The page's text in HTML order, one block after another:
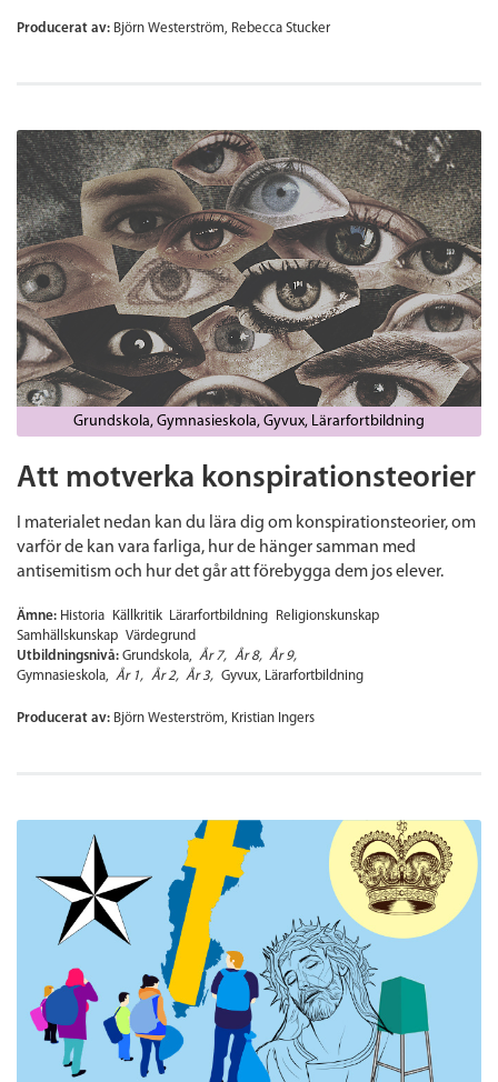
Producerat av: Björn Westerström, Rebecca Stucker
Grundskola Gymnasieskola Gyvux Lärarfortbildning
Att motverka konspirationsteorier
I materialet nedan kan du lära dig om konspirationsteorier, om
varför de kan vara farliga, hur de hänger samman med
antisemitism och hur det går att förebygga dem jos elever.
Ämne: Historia Källkritik Lärarfortbildning
Religionskunskap
Samhällskunskap Värdegrund
Utbildningsnivå: Grundskola År 7 År 8
År 9
Gymnasieskola
År 1 År 2 År 3 Gyvux Lärarfortbildning
Producerat av: Björn Westerström, Kristian Ingers